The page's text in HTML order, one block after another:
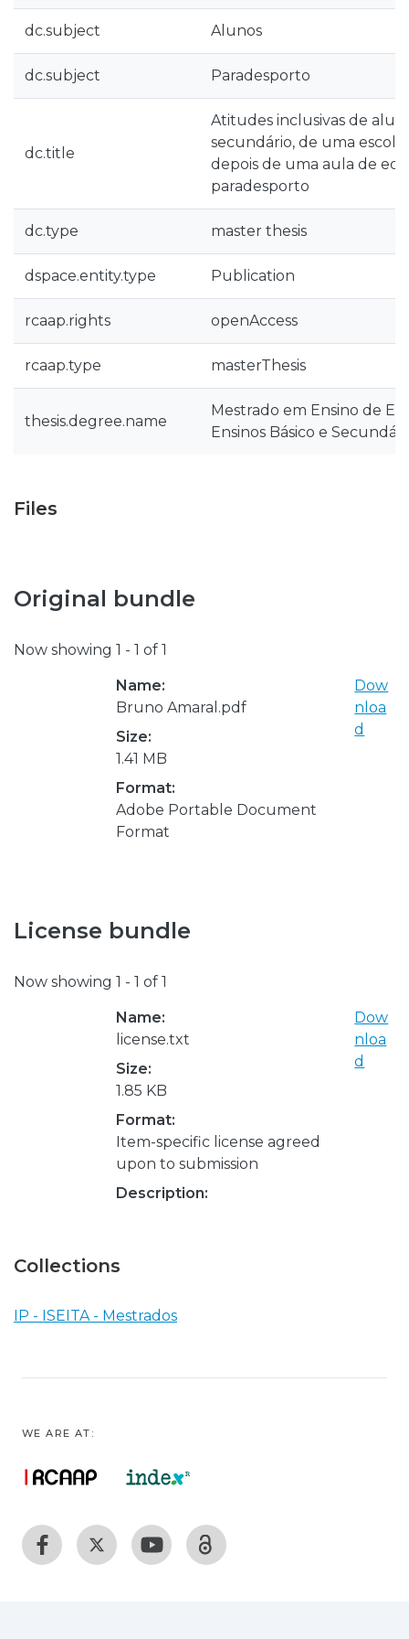
dc.subject Alunos
dc.subject Paradesporto
dc.title
Atitudes inclusivas de
secundário, de uma escola
depois de uma aula de
paradesporto
dc.type master thesis
dspace.entity.type Publication
rcaap.rights openAccess
rcaap.type masterThesis
thesis.degree.name
Mestrado em Ensino de
Ensinos Básico e
Files
Original bundle
Now showing 1 - 1 of 1
Name:
Bruno Amaral.pdf
Size:
1.41 MB
Format:
Adobe Portable Document
Format
Dow
nloa
d
License bundle
Now showing 1 - 1 of 1
Name:
license.txt
Size:
1.85 KB
Format:
Item-specific license agreed
upon to submission
Description:
Dow
nloa
d
Collections
IP - ISEITA - Mestrados
WE ARE AT: